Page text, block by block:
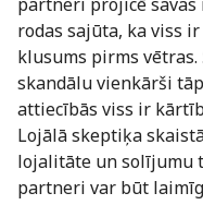
rodas sajūta, ka viss
klusums pirms
skandālu vienkārši
attiecībās viss ir
Lojālā skeptiķa
lojalitāte un solījumu
partneri var būt